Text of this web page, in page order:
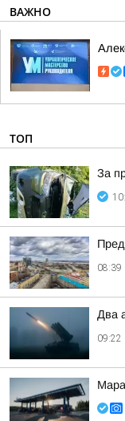
ВАЖНО
ТОП
За
08:39
Два
09:22